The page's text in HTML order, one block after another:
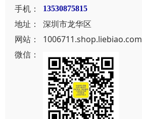
手机：
13530875815
地址：
深圳市龙华区
网站：
1006711.shop.liebiao.com
微信：